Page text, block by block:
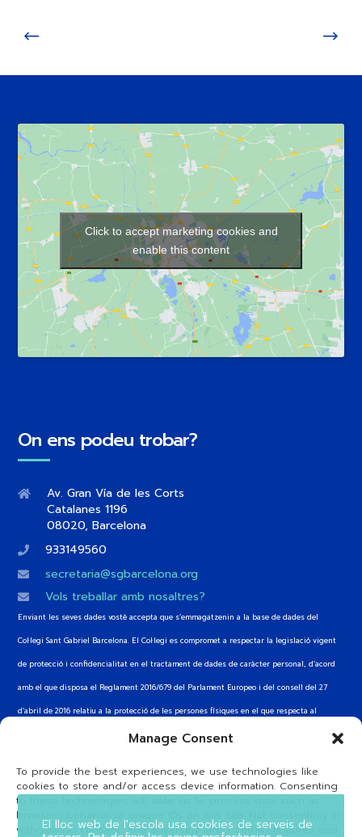
Manage Consent
To provide the best experiences, we use technologies like
cookies to store and/or access device information. Consenting
to these technologies will allow us to process data such as
browsing behavior or unique IDs on this site. Not consenting or
withdrawing consent, may adversely affect certain features and
Click to accept marketing cookies and
enable this content
On ens podeu trobar?
Av. Gran Vía de les Corts
Catalanes 1196
08020, Barcelona
933149560
secretaria@sgbarcelona.org
Vols treballar amb nosaltres?
Enviant les seves dades vostè accepta que s’emmagatzenin a la base de dades del
Col·legi Sant Gabriel Barcelona. El Col·legi es compromet a respectar la legislació vigent
de protecció i confidencialitat en el tractament de dades de caràcter personal, d’acord
amb el que disposa el Reglament 2016/679 del Parlament Europeo i del consell del 27
d’abril de 2016 relatiu a la protecció de les persones físiques en el que respecta al
tractament de les dades personals i a la circulació d’aquestes dades (RGPD)
A les xarxes
Twitter
Instagram
YouTube
Telegram
El lloc web de l'escola usa cookies de serveis de